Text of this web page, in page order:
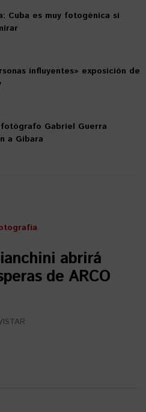
Cuba es muy fotogénica si
influyentes» exposición de
Gabriel Guerra
a Gibara
abrirá
de ARCO